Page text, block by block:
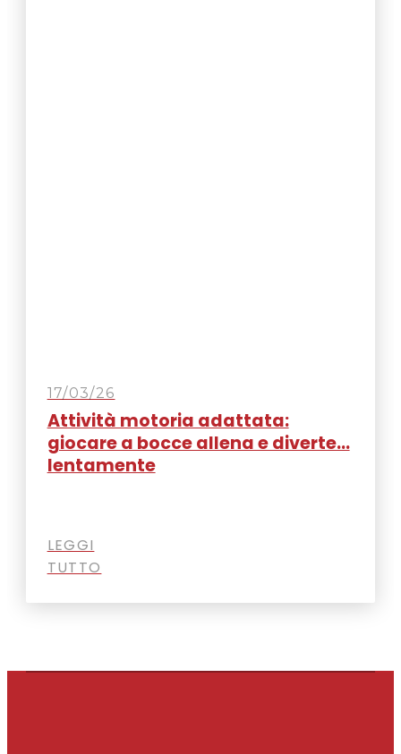
17/03/26
Attività motoria adattata:
giocare a bocce allena e diverte…
lentamente
LEGGI
TUTTO